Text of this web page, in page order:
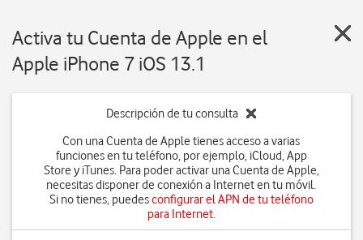
Activa tu Cuenta de Apple en el
Apple iPhone 7 iOS 13.1
Descripción de tu consulta
Con una Cuenta de Apple tienes acceso a varias
funciones en tu teléfono, por ejemplo, iCloud, App
Store y iTunes. Para poder activar una Cuenta de Apple,
necesitas disponer de conexión a Internet en tu móvil.
Si no tienes, puedesconfigurar el APN de tu teléfono
para Internet.